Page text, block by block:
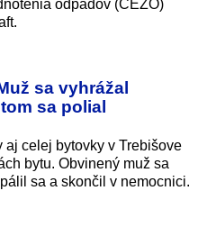
odpadov (CEZO)
sa vyhrážal
sa polial
celej bytovky v Trebišove
bytu. Obvinený muž sa
sa a skončil v nemocnici.